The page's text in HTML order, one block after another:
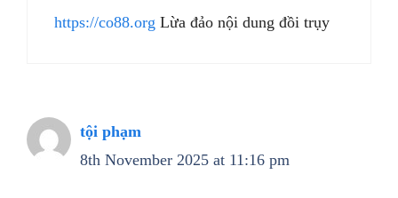
https://co88.org Lừa đảo nội dung đồi trụy
tội phạm
8th November 2025 at 11:16 pm